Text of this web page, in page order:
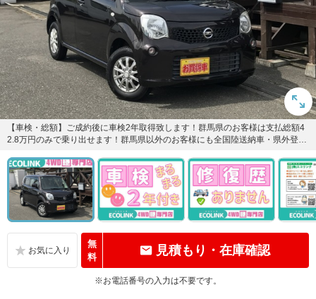
【車検・総額】ご成約後に車検2年取得致します！群馬県のお客様は支払総額4
2.8万円のみで乗り出せます！群馬県以外のお客様にも全国陸送納車・県外登録
無
料
見積もり・在庫確認
※お電話番号の入力は不要です。